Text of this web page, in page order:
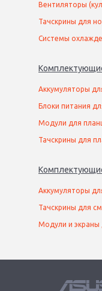
Вентиляторы
Тачскрины для
Системы
Аккумуляторы
Блоки питания
Модули для
Тачскрины для
Аккумуляторы
Тачскрины для
Модули и